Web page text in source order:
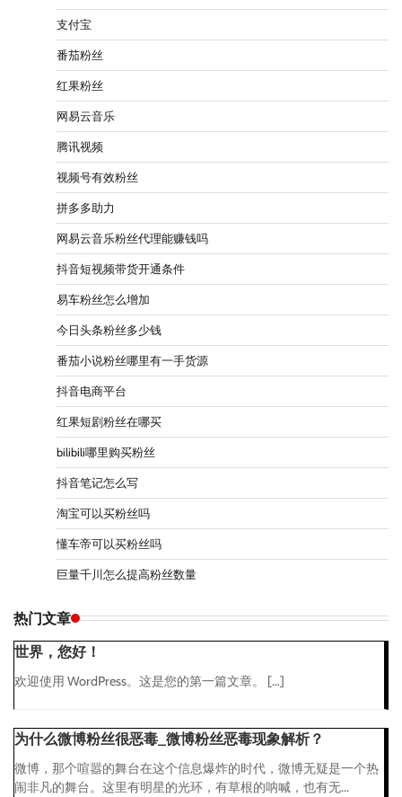
支付宝
番茄粉丝
红果粉丝
网易云音乐
腾讯视频
视频号有效粉丝
拼多多助力
网易云音乐粉丝代理能赚钱吗
抖音短视频带货开通条件
易车粉丝怎么增加
今日头条粉丝多少钱
番茄小说粉丝哪里有一手货源
抖音电商平台
红果短剧粉丝在哪买
bilibili哪里购买粉丝
抖音笔记怎么写
淘宝可以买粉丝吗
懂车帝可以买粉丝吗
巨量千川怎么提高粉丝数量
热门文章
世界，您好！
欢迎使用 WordPress。这是您的第一篇文章。 […]
为什么微博粉丝很恶毒_微博粉丝恶毒现象解析？
微博，那个喧嚣的舞台在这个信息爆炸的时代，微博无疑是一个热
闹非凡的舞台。这里有明星的光环，有草根的呐喊，也有无...